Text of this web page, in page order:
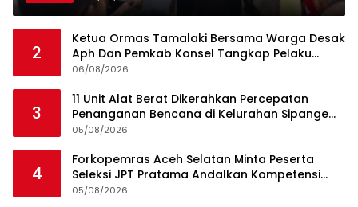
2
Ketua Ormas Tamalaki Bersama Warga Desak
Aph Dan Pemkab Konsel Tangkap Pelaku
Angkut Cangkang Sawit Overload, Truk PT KAP
06/08/2026
3
11 Unit Alat Berat Dikerahkan Percepatan
Penanganan Bencana di Kelurahan Sipange
Kecamatan Tukka
05/08/2026
4
Forkopemras Aceh Selatan Minta Peserta
Seleksi JPT Pratama Andalkan Kompetensi
dan Integritas, Bukan Kedekatan
05/08/2026